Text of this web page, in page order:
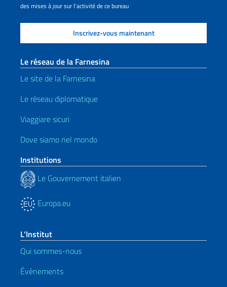
des mises à jour sur l'activité de ce bureau
Le réseau de la Farnesina
Le site de la Farnesina
Le réseau diplomatique
Viaggiare sicuri
Dove siamo nel mondo
Institutions
Le Gouvernement italien
Europa.eu
L’Institut
Qui sommes-nous
Événements